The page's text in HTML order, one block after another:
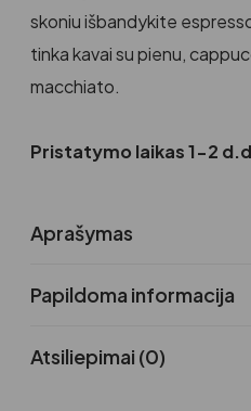
skoniu išbandykite
tinka kavai su pienu,
macchiato.
Pristatymo laikas 1-2 d.d
Aprašymas
Papildoma informacija
Atsiliepimai (0)